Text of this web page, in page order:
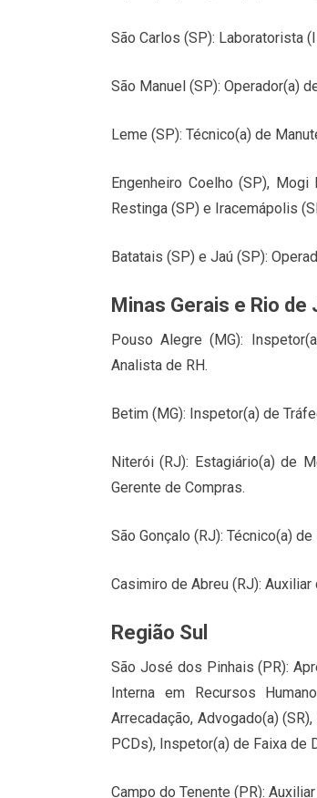
São Carlos (SP): Laboratorista
São Manuel (SP): Operador(a)
Leme (SP): Técnico(a) de
Engenheiro Coelho (SP),
Restinga (SP) e Iracemápolis
Batatais (SP) e Jaú (SP):
Minas Gerais e Rio de
Pouso Alegre (MG):
Analista de RH.
Betim (MG): Inspetor(a) de
Niterói (RJ): Estagiário(a) de
Gerente de Compras.
São Gonçalo (RJ): Técnico(a)
Casimiro de Abreu (RJ): Auxiliar
Região Sul
São José dos Pinhais (PR):
Interna em Recursos
Arrecadação, Advogado(a)
PCDs), Inspetor(a) de Faixa de
Campo do Tenente (PR):